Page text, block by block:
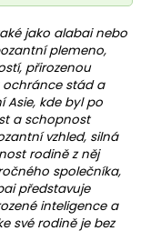
jako alabai nebo
plemeno,
přirozenou
stád a
Asie, kde byl po
a schopnost
vzhled, silná
rodině z něj
společníka,
představuje
inteligence a
své rodině je bez